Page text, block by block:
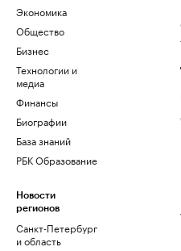
Экономика
Общество
Бизнес
Технологии и
медиа
Финансы
Биографии
База знаний
РБК Образование
Новости
регионов
Санкт-Петербург
и область